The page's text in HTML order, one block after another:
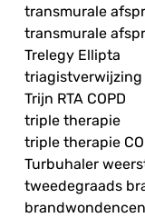
transmurale
transmurale
Trelegy Ellipta
Trijn RTA COPD
triple therapie
triple therapie
Turbuhaler
tweedegraads